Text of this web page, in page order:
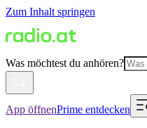
Zum Inhalt springen
Was möchtest du anhören?
App öffnenPrime entdecken